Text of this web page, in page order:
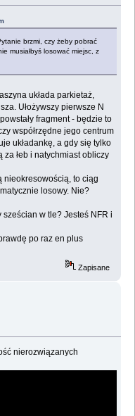
brzmi, czy żeby pobrać
musiałbyś losować miejsc, z
układa parkietaż,
Ułożywszy pierwsze N
fragment - będzie to
współrzędne jego centrum
układankę, a gdy się tylko
łeb i natychmiast obliczy
nieokresowością, to ciąg
losowy. Nie?
sześcian w tle? Jesteś NFR i
po raz en plus
Zapisane
nierozwiązanych